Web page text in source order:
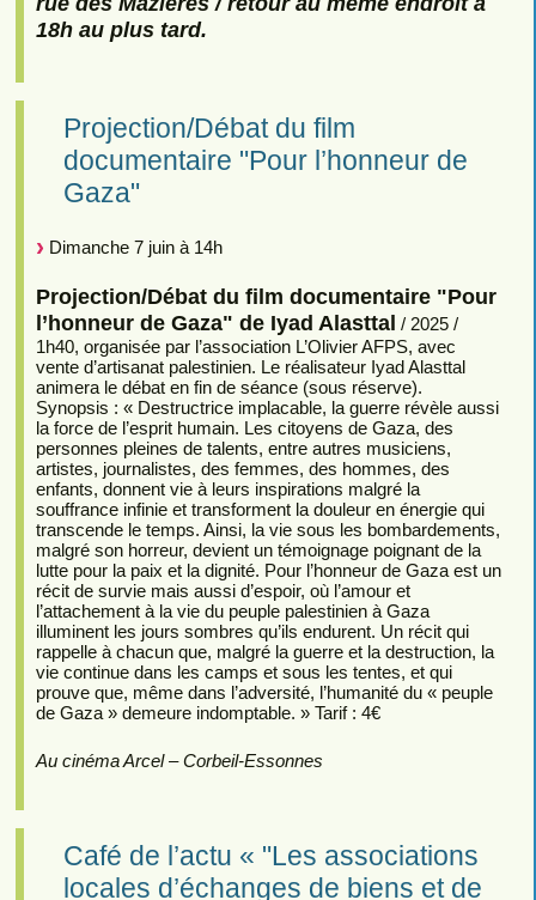
18h au plus tard.
Projection/Débat du film
documentaire "Pour l’honneur de
Gaza"
Dimanche 7 juin à 14h
Projection/Débat du film documentaire "Pour
l’honneur de Gaza" de Iyad Alasttal / 2025 /
1h40, organisée par l’association L’Olivier AFPS, avec
vente d’artisanat palestinien. Le réalisateur Iyad Alasttal
animera le débat en fin de séance (sous réserve).
Synopsis : « Destructrice implacable, la guerre révèle aussi
la force de l’esprit humain. Les citoyens de Gaza, des
personnes pleines de talents, entre autres musiciens,
artistes, journalistes, des femmes, des hommes, des
enfants, donnent vie à leurs inspirations malgré la
souffrance infinie et transforment la douleur en énergie qui
transcende le temps. Ainsi, la vie sous les bombardements,
malgré son horreur, devient un témoignage poignant de la
lutte pour la paix et la dignité. Pour l’honneur de Gaza est un
récit de survie mais aussi d’espoir, où l’amour et
l’attachement à la vie du peuple palestinien à Gaza
illuminent les jours sombres qu’ils endurent. Un récit qui
rappelle à chacun que, malgré la guerre et la destruction, la
vie continue dans les camps et sous les tentes, et qui
prouve que, même dans l’adversité, l’humanité du « peuple
de Gaza » demeure indomptable. » Tarif : 4€
Au cinéma Arcel – Corbeil-Essonnes
Café de l’actu « "Les associations
locales d’échanges de biens et de